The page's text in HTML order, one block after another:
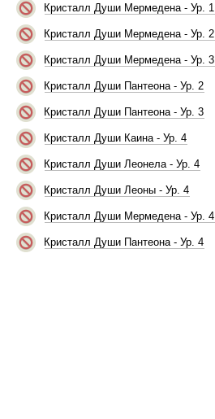
Кристалл Души Мермедена - Ур. 1
Кристалл Души Мермедена - Ур. 2
Кристалл Души Мермедена - Ур. 3
Кристалл Души Пантеона - Ур. 2
Кристалл Души Пантеона - Ур. 3
Кристалл Души Каина - Ур. 4
Кристалл Души Леонела - Ур. 4
Кристалл Души Леоны - Ур. 4
Кристалл Души Мермедена - Ур. 4
Кристалл Души Пантеона - Ур. 4